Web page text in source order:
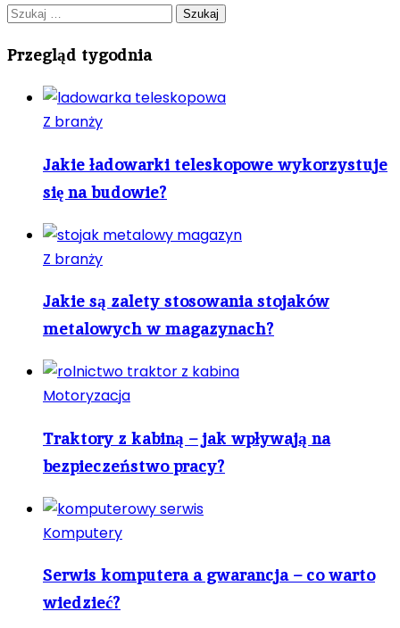
Szukaj:
Przegląd tygodnia
Z branży
Jakie ładowarki teleskopowe wykorzystuje
się na budowie?
Z branży
Jakie są zalety stosowania stojaków
metalowych w magazynach?
Motoryzacja
Traktory z kabiną – jak wpływają na
bezpieczeństwo pracy?
Komputery
Serwis komputera a gwarancja – co warto
wiedzieć?